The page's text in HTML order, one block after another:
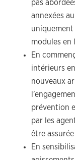
pas
annexées
uniquement
modules en
En
intérieurs
nouveaux
prévention
par les
être
En